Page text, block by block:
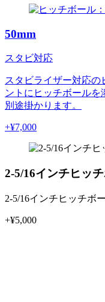
50mm
スタビ対応
スタビライザー対応の
ントにヒッチボールを
別途掛かります。
+¥7,000
2-5/16インチヒッ
2-5/16インチヒッチボ
+¥5,000